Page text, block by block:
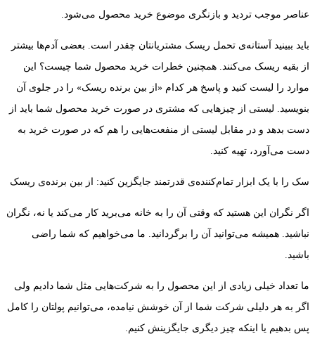
عناصر موجب تردید و بازنگری موضوع خرید محصول می‌شود.
باید ببینید آستانه‌ی تحمل ریسک مشتریانتان چقدر است. بعضی آدم‌ها بیشتر
از بقیه ریسک می‌کنند. همچنین خطرات خرید محصول شما چیست؟ این
موارد را لیست کنید و پاسخ هر کدام «از بین برنده ریسک» را در جلوی آن
بنویسید. لیستی از چیزهایی که مشتری در صورت خرید محصول شما باید از
دست بدهد و در مقابل لیستی از منفعت‌هایی را هم که در صورت خرید به
دست می‌آورد، تهیه کنید.
سک را با یک ابزار تمام‌کننده‌ی قدرتمند جایگزین کنید: از بین برنده‌ی ریسک
اگر نگران این هستید که وقتی آن را به خانه می‌برید کار می‌کند یا نه، نگران
نباشید. همیشه می‌توانید آن را برگردانید. ما می‌خواهیم که شما راضی
باشید.
ما تعداد خیلی زیادی از این محصول را به شرکت‌هایی مثل شما دادیم ولی
اگر به هر دلیلی شرکت شما از آن خوشش نیامده، می‌توانیم پولتان را کامل
پس بدهیم یا اینکه چیز دیگری جایگزینش کنیم.